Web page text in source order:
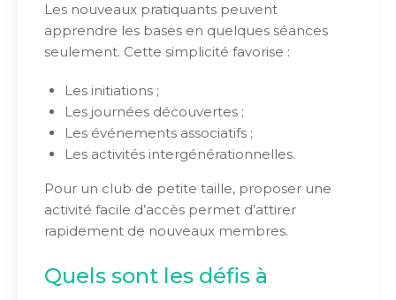
Les nouveaux pratiquants peuvent
apprendre les bases en quelques séances
seulement. Cette simplicité favorise :
Les initiations ;
Les journées découvertes ;
Les événements associatifs ;
Les activités intergénérationnelles.
Pour un club de petite taille, proposer une
activité facile d’accès permet d’attirer
rapidement de nouveaux membres.
Quels sont les défis à